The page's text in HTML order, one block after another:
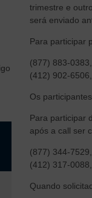
trimestre e
será enviado
Para participar
(877) 883-
(412) 902-
Os
Para participar
após a call ser
(877) 344-
(412) 317-
Quando